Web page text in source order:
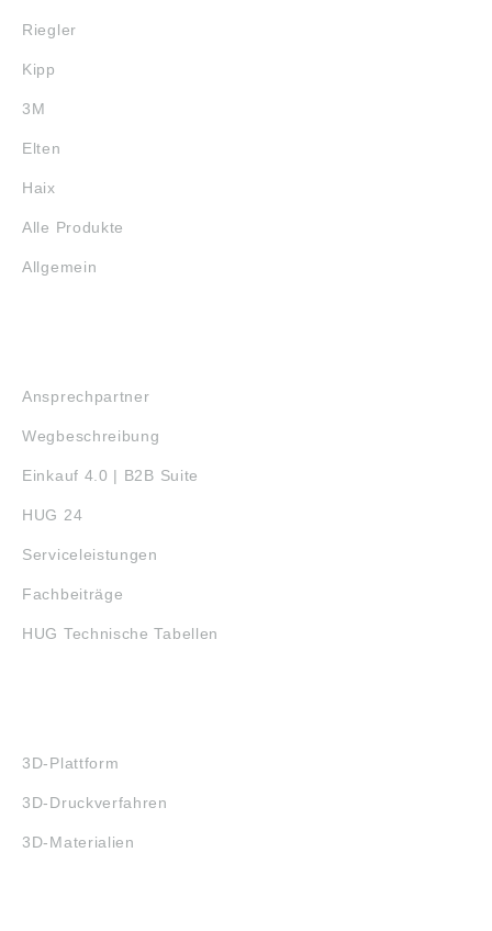
Riegler
Kipp
3M
Elten
Haix
Alle Produkte
Allgemein
Ansprechpartner
Wegbeschreibung
Einkauf 4.0 | B2B Suite
HUG 24
Serviceleistungen
Fachbeiträge
HUG Technische Tabellen
3D-Plattform
3D-Druckverfahren
3D-Materialien